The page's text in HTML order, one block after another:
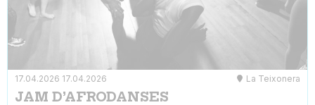
17.04.2026 17.04.2026 La Teixonera
JAM D’AFRODANSES